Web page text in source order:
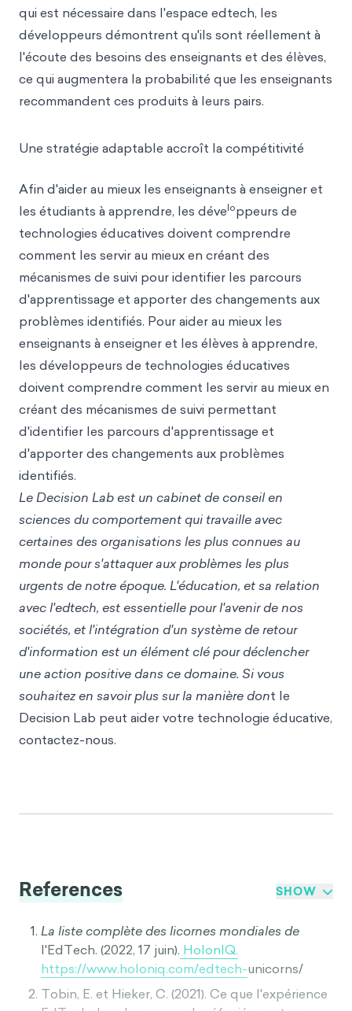
qui est nécessaire dans l'espace edtech, les
développeurs démontrent qu'ils sont réellement à
l'écoute des besoins des enseignants et des élèves,
ce qui augmentera la probabilité que les enseignants
recommandent ces produits à leurs pairs.
Une stratégie adaptable accroît la compétitivité
Afin d'aider au mieux les enseignants à enseigner et
les étudiants à apprendre, les développeurs de
technologies éducatives doivent comprendre
comment les servir au mieux en créant des
mécanismes de suivi pour identifier les parcours
d'apprentissage et apporter des changements aux
problèmes identifiés. Pour aider au mieux les
enseignants à enseigner et les élèves à apprendre,
les développeurs de technologies éducatives
doivent comprendre comment les servir au mieux en
créant des mécanismes de suivi permettant
d'identifier les parcours d'apprentissage et
d'apporter des changements aux problèmes
identifiés.
Le Decision Lab est un cabinet de conseil en
sciences du comportement qui travaille avec
certaines des organisations les plus connues au
monde pour s'attaquer aux problèmes les plus
urgents de notre époque. L'éducation, et sa relation
avec l'edtech, est essentielle pour l'avenir de nos
sociétés, et l'intégration d'un système de retour
d'information est un élément clé pour déclencher
une action positive dans ce domaine. Si vous
souhaitez en savoir plus sur la manière dont le
Decision Lab peut aider votre technologie éducative,
contactez-nous.
References SHOW
La liste complète des licornes mondiales de
l'EdTech. (2022, 17 juin). HolonIQ.
https://www.holoniq.com/edtech-unicorns/
Tobin, E. et Hieker, C. (2021). Ce que l'expérience